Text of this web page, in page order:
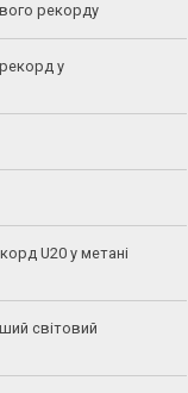
рекорду
у
U20 у метані
світовий